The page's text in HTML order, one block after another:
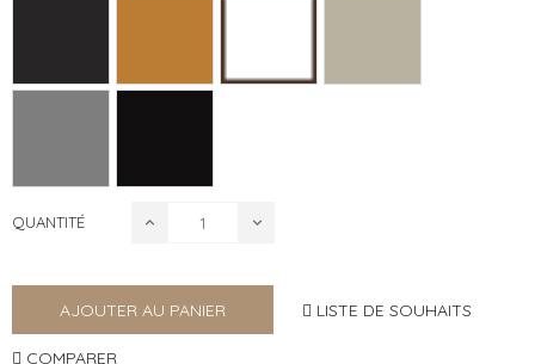
QUANTITÉ
AJOUTER AU PANIER LISTE DE SOUHAITS
COMPARER